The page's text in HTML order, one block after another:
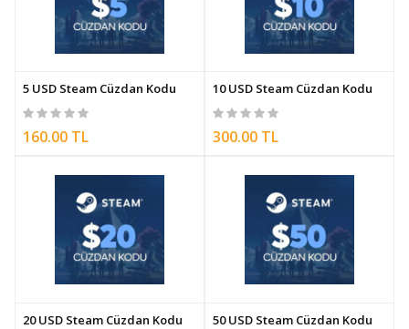
5 USD Steam Cüzdan Kodu
160.00 TL
10 USD Steam Cüzdan Kodu
300.00 TL
20 USD Steam Cüzdan Kodu 50 USD Steam Cüzdan Kodu